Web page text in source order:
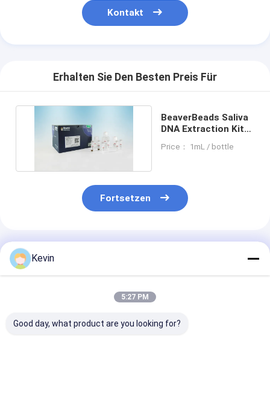
Kontakt
Erhalten Sie Den Besten Preis Für
BeaverBeads Saliva
DNA Extraction Kit
Price： 1mL / bottle
Fortsetzen
Empfohlene Produkte
Kevin
5:27 PM
Good day, what product are you looking for?